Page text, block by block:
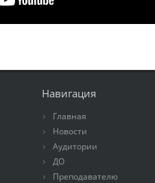
Навигация
Главная
Новости
Аудитории
ДО
Преподавателю